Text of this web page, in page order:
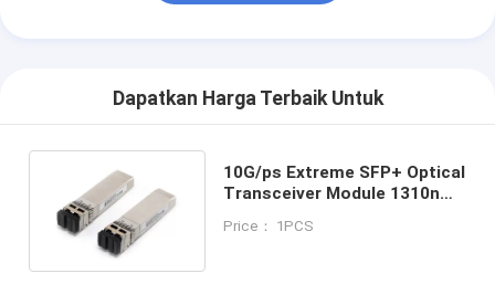
Dapatkan Harga Terbaik Untuk
10G/ps Extreme SFP+ Optical
Transceiver Module 1310nm
Price： 1PCS